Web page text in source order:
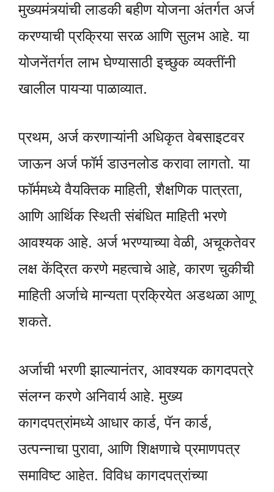
मुख्यमंत्र्यांची लाडकी बहीण योजना अंतर्गत अर्ज
करण्याची प्रक्रिया सरळ आणि सुलभ आहे. या
योजनेंतर्गत लाभ घेण्यासाठी इच्छुक व्यक्तींनी
खालील पायऱ्या पाळाव्यात.
प्रथम, अर्ज करणाऱ्यांनी अधिकृत वेबसाइटवर
जाऊन अर्ज फॉर्म डाउनलोड करावा लागतो. या
फॉर्ममध्ये वैयक्तिक माहिती, शैक्षणिक पात्रता,
आणि आर्थिक स्थिती संबंधित माहिती भरणे
आवश्यक आहे. अर्ज भरण्याच्या वेळी, अचूकतेवर
लक्ष केंद्रित करणे महत्वाचे आहे, कारण चुकीची
माहिती अर्जाचे मान्यता प्रक्रियेत अडथळा आणू
शकते.
अर्जाची भरणी झाल्यानंतर, आवश्यक कागदपत्रे
संलग्न करणे अनिवार्य आहे. मुख्य
कागदपत्रांमध्ये आधार कार्ड, पॅन कार्ड,
उत्पन्नाचा पुरावा, आणि शिक्षणाचे प्रमाणपत्र
समाविष्ट आहेत. विविध कागदपत्रांच्या